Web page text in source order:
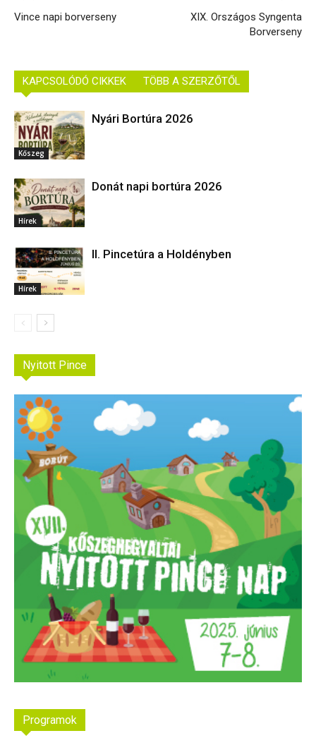
Vince napi borverseny
XIX. Országos Syngenta
Borverseny
KAPCSOLÓDÓ CIKKEK TÖBB A SZERZŐTŐL
Kőszeg
Nyári Bortúra 2026
Hírek
Donát napi bortúra 2026
Hírek
II. Pincetúra a Holdényben
Nyitott Pince
Programok